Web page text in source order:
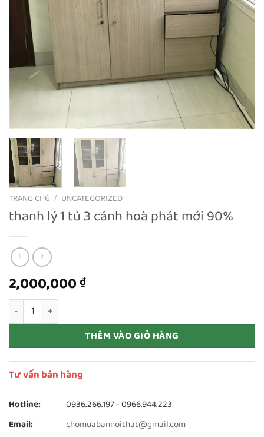
TRANG CHỦ / UNCATEGORIZED
thanh lý 1 tủ 3 cánh hoà phát mới 90%
2,000,000₫
thanh lý 1 tủ 3 cánh hoà phát mới 90% số lượng
THÊM VÀO GIỎ HÀNG
Tư vấn bán hàng
Hotline: 0936.266.197-0966.944.223
Email:
chomuabannoithat@gmail.com